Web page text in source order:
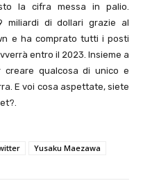
la cifra messa in palio.
miliardi di dollari grazie al
e ha comprato tutti i posti
entro il 2023. Insieme a
qualcosa di unico e
E voi cosa aspettate, siete
Yusaku Maezawa